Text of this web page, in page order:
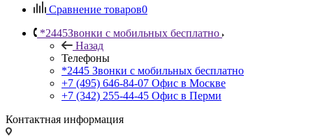
Сравнение товаров0
*2445Звонки с мобильных бесплатно
Назад
Телефоны
*2445 Звонки с мобильных бесплатно
+7 (495) 646-84-07 Офис в Москве
+7 (342) 255-44-45 Офис в Перми
Контактная информация